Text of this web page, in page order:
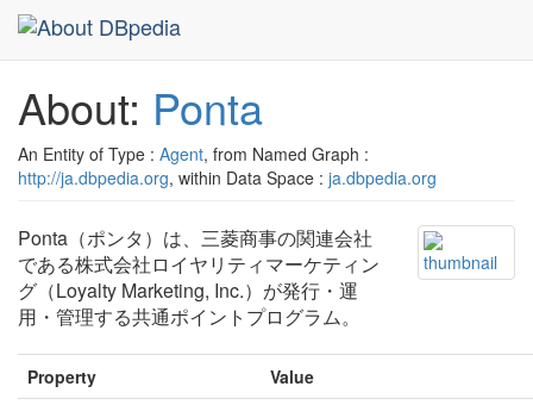
About: Ponta
An Entity of Type : Agent, from Named Graph :
http://ja.dbpedia.org, within Data Space : ja.dbpedia.org
Ponta（ポンタ）は、三菱商事の関連会社
である株式会社ロイヤリティマーケティン
グ（Loyalty Marketing, Inc.）が発行・運
用・管理する共通ポイントプログラム。
Property Value